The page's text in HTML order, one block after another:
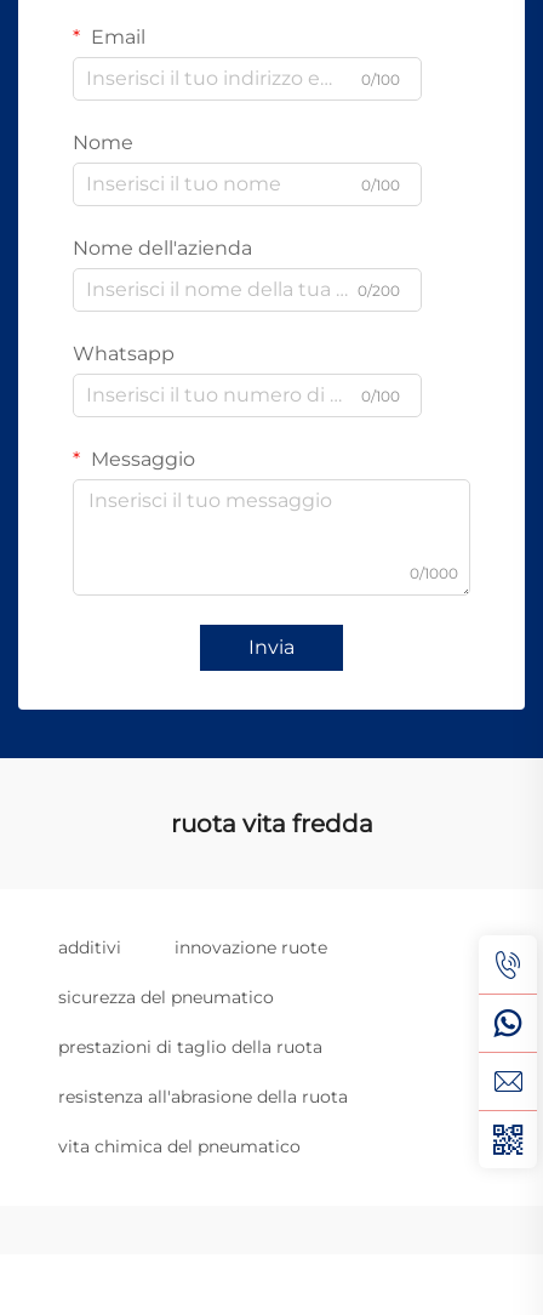
Email
0/100
Nome
0/100
Nome dell'azienda
0/200
Whatsapp
0/100
Messaggio
0/1000
Invia
ruota vita fredda
additivi innovazione ruote
sicurezza del pneumatico
prestazioni di taglio della ruota
resistenza all'abrasione della ruota
vita chimica del pneumatico